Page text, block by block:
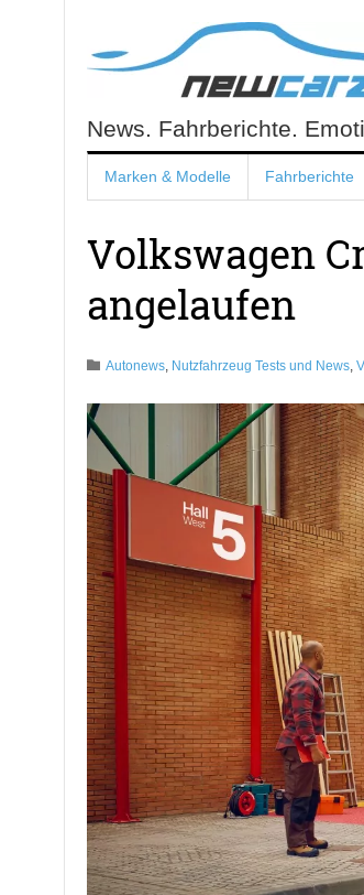
content
NewCarz.de
News. Fahrberichte.
Marken & Modelle Fahrberichte
Volkswagen
angelaufen
Autonews, Nutzfahrzeug Tests und News,